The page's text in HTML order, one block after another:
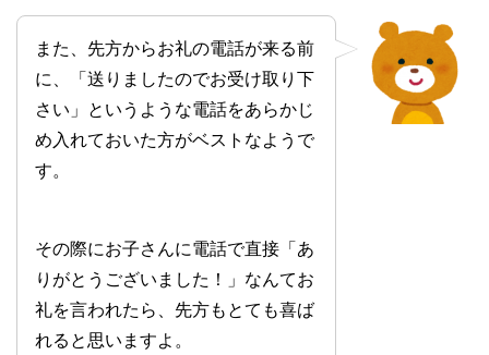
また、先方からお礼の電話が来る前
に、「送りましたのでお受け取り下
さい」というような電話をあらかじ
め入れておいた方がベストなようで
す。
その際にお子さんに電話で直接「あ
りがとうございました！」なんてお
礼を言われたら、先方もとても喜ば
れると思いますよ。